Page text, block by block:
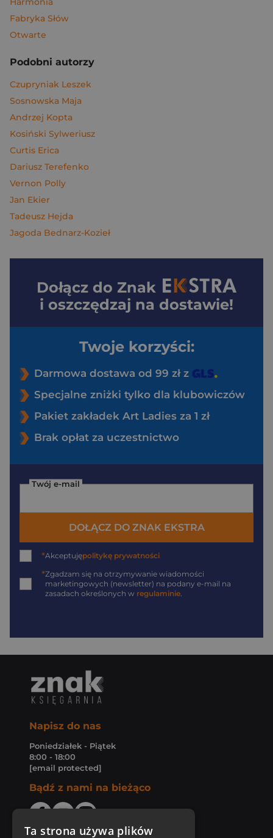
Fabryka Słów
Otwarte
Podobni autorzy
Czupryniak Leszek
Sosnowska Maja
Andrzej Kopta
Kosiński Sylweriusz
Curtis Erica
Dariusz Terefenko
Vernon Polly
Jan Ekier
Tadeusz Hejda
Jagoda Bednarz-Kozieł
Dołącz do Znak
i oszczędzaj na dostawie!
Twoje korzyści:
Darmowa dostawa od 99 zł z
Specjalne zniżki tylko dla klubowiczów
Pakiet zakładek Art Ladies za 1 zł
Brak opłat za uczestnictwo
Twój e-mail
DOŁĄCZ DO ZNAK EKSTRA
*Akceptujępolitykę prywatności
*Zgadzam się na otrzymywanie wiadomości
marketingowych (newsletter) na podany e-mail na
zasadach określonych w regulaminie.
Napisz do nas
Poniedziałek - Piątek
8:00 - 18:00
[email protected]
Bądź z nami na bieżąco
Ta strona używa plików